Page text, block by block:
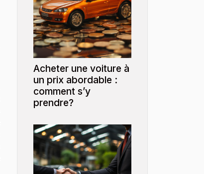
Acheter une voiture à
un prix abordable :
comment s’y
prendre?